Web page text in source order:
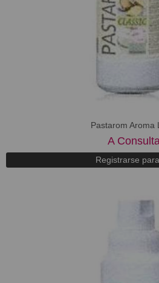
Pastarom Aroma
A
Registrarse